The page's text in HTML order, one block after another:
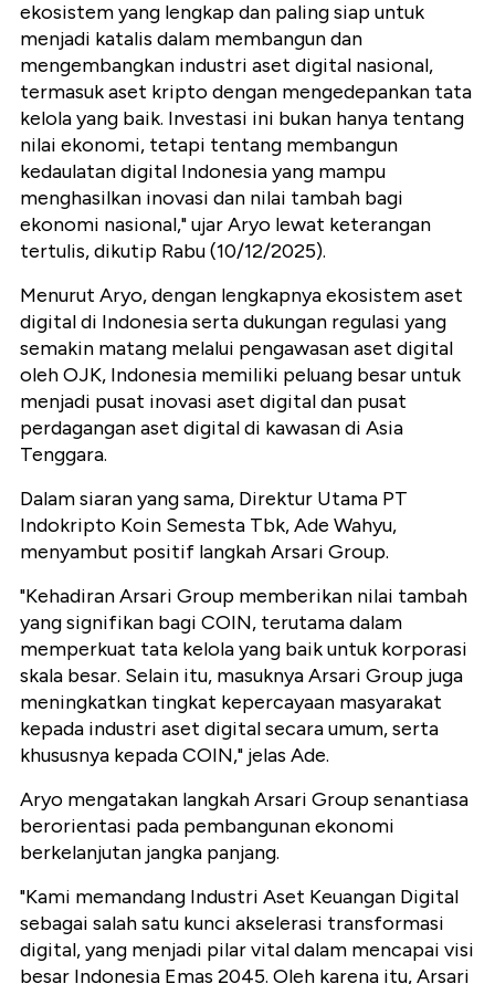
ekosistem yang lengkap dan paling siap untuk
menjadi katalis dalam membangun dan
mengembangkan industri aset digital nasional,
termasuk aset kripto dengan mengedepankan tata
kelola yang baik. Investasi ini bukan hanya tentang
nilai ekonomi, tetapi tentang membangun
kedaulatan digital Indonesia yang mampu
menghasilkan inovasi dan nilai tambah bagi
ekonomi nasional," ujar Aryo lewat keterangan
tertulis, dikutip Rabu (10/12/2025).
Menurut Aryo, dengan lengkapnya ekosistem aset
digital di Indonesia serta dukungan regulasi yang
semakin matang melalui pengawasan aset digital
oleh OJK, Indonesia memiliki peluang besar untuk
menjadi pusat inovasi aset digital dan pusat
perdagangan aset digital di kawasan di Asia
Tenggara.
Dalam siaran yang sama, Direktur Utama PT
Indokripto Koin Semesta Tbk, Ade Wahyu,
menyambut positif langkah Arsari Group.
"Kehadiran Arsari Group memberikan nilai tambah
yang signifikan bagi COIN, terutama dalam
memperkuat tata kelola yang baik untuk korporasi
skala besar. Selain itu, masuknya Arsari Group juga
meningkatkan tingkat kepercayaan masyarakat
kepada industri aset digital secara umum, serta
khususnya kepada COIN," jelas Ade.
Aryo mengatakan langkah Arsari Group senantiasa
berorientasi pada pembangunan ekonomi
berkelanjutan jangka panjang.
"Kami memandang Industri Aset Keuangan Digital
sebagai salah satu kunci akselerasi transformasi
digital, yang menjadi pilar vital dalam mencapai visi
besar Indonesia Emas 2045. Oleh karena itu, Arsari